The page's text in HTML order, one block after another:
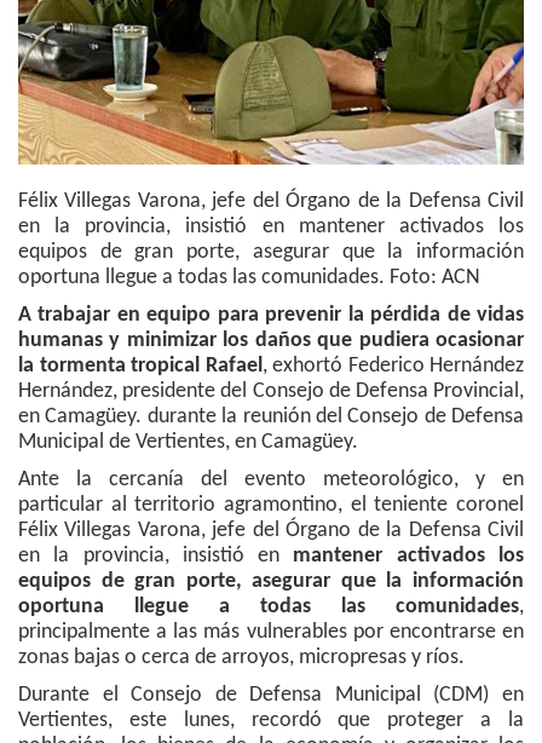
Félix Villegas Varona, jefe del Órgano de la Defensa Civil
en la provincia, insistió en mantener activados los
equipos de gran porte, asegurar que la información
oportuna llegue a todas las comunidades. Foto: ACN
A trabajar en equipo para prevenir la pérdida de vidas
humanas y minimizar los daños que pudiera ocasionar
la tormenta tropical Rafael, exhortó Federico Hernández
Hernández, presidente del Consejo de Defensa Provincial,
en Camagüey. durante la reunión del Consejo de Defensa
Municipal de Vertientes, en Camagüey.
Ante la cercanía del evento meteorológico, y en
particular al territorio agramontino, el teniente coronel
Félix Villegas Varona, jefe del Órgano de la Defensa Civil
en la provincia, insistió en mantener activados los
equipos de gran porte, asegurar que la información
oportuna llegue a todas las comunidades,
principalmente a las más vulnerables por encontrarse en
zonas bajas o cerca de arroyos, micropresas y ríos.
Durante el Consejo de Defensa Municipal (CDM) en
Vertientes, este lunes, recordó que proteger a la